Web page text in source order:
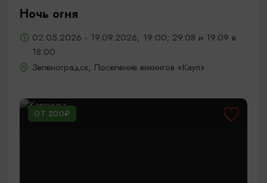
Ночь огня
02.05.2026 - 19.09.2026, 19:00; 29.08 и 19.09 в
18:00
Зеленоградск, Поселение викингов «Кауп»
ОТ 200₽